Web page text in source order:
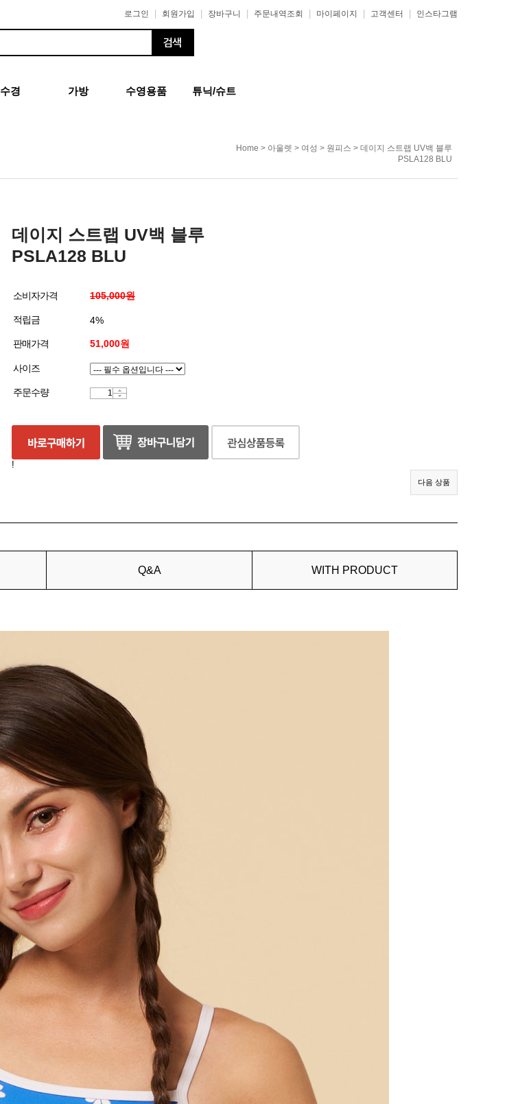
로그인 회원가입 장바구니 주문내역조회 마이페이지 고객센터 인스타그램
수경 가방 수영용품 튜닉/슈트
Home > 아울렛 > 여성 > 원피스 > 데이지 스트랩 UV백 블루
PSLA128 BLU
데이지 스트랩 UV백 블루
PSLA128 BLU
소비자가격 105,000원
적립금 4%
판매가격 51,000원
사이즈
주문수량
!
다음 상품
Q&A WITH PRODUCT